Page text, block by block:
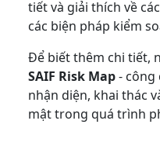
tiết và giải thích về
các biện pháp kiểm
Để biết thêm chi tiết,
SAIF Risk Map- công
nhận diện, khai thác
mật trong quá trình